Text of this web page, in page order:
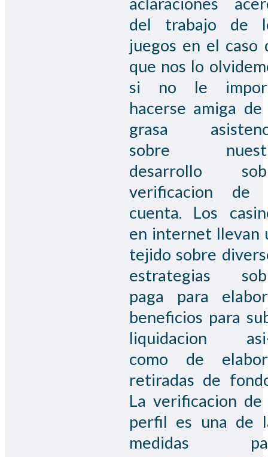
del trabajo de
juegos en el caso
que nos lo
si no le
hacerse amiga
grasa
sobre
desarrollo
verificacion de
cuenta. Los
en internet llevan
tejido sobre
estrategias
paga para
beneficios para
liquidacion
como de
retiradas de
La verificacion de
perfil es una de
medidas